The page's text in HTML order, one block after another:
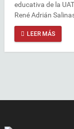
educativa de la
René Adrián
LEER MÁS